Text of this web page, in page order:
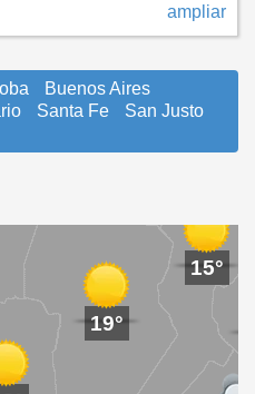
ampliar
Buenos Aires
Santa Fe
San Justo
19°
17°
15°